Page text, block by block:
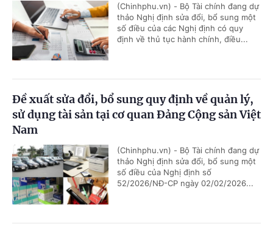
(Chinhphu.vn) - Bộ Tài chính đang dự
thảo Nghị định sửa đổi, bổ sung một
số điều của các Nghị định có quy
định về thủ tục hành chính, điều...
Đề xuất sửa đổi, bổ sung quy định về quản lý,
sử dụng tài sản tại cơ quan Đảng Cộng sản Việt
Nam
(Chinhphu.vn) - Bộ Tài chính đang dự
thảo Nghị định sửa đổi, bổ sung một
số điều của Nghị định số
52/2026/NĐ-CP ngày 02/02/2026...